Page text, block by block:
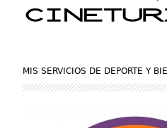
MIS SERVICIOS DE DEPORTE Y